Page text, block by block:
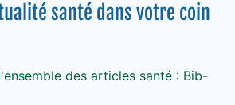
santé dans votre coin
des articles santé : Bib-